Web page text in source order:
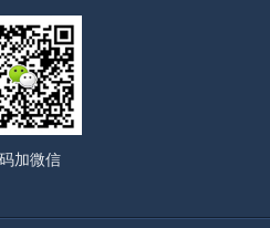
加微信